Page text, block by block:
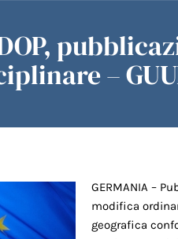
–
GERMANIA –
modifica
geografica